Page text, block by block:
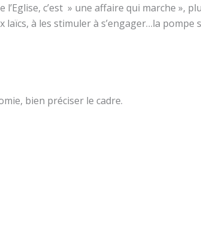
l’Eglise, c’est » une affaire qui marche »,
laïcs, à les stimuler à s’engager…la
bien préciser le cadre.